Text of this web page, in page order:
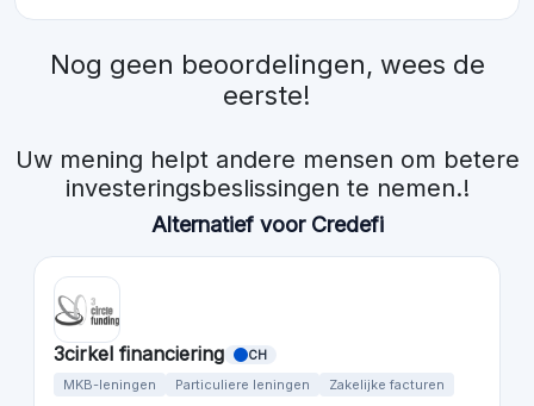
Nog geen beoordelingen, wees de
eerste!
Uw mening helpt andere mensen om betere
investeringsbeslissingen te nemen.!
Alternatief voor Credefi
3cirkel financiering CH
MKB-leningen Particuliere leningen
Zakelijke facturen